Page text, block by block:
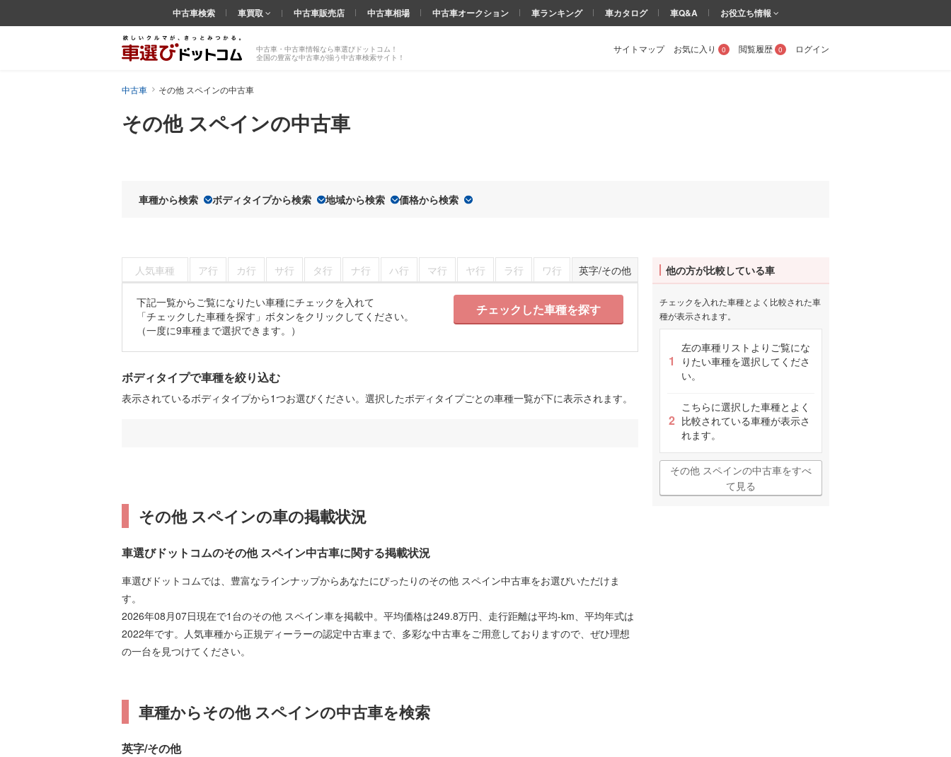
その他 スペインの中古車
中古車・中古車情報なら車選びドットコム！
全国の豊富な中古車が揃う中古車検索サイト！
サイトマップ お気に入り 0 閲覧履歴 0 ログイン
中古車検索 車買取 中古車販売店 中古車相場 中古車オークション 車ランキング 車カタログ 車Q&A お役立ち情報
中古車 その他 スペインの中古車
車種から検索 ボディタイプから検索 地域から検索 価格から検索
人気車種 ア行 カ行 サ行 タ行 ナ行 ハ行 マ行 ヤ行 ラ行 ワ行 英字/その他
下記一覧からご覧になりたい車種にチェックを入れて
「チェックした車種を探す」ボタンをクリックしてください。
（一度に9車種まで選択できます。）
チェックした車種を探す
ボディタイプで車種を絞り込む
表示されているボディタイプから1つお選びください。選択したボディタイプごとの車種一覧が下に表示されます。
その他 スペインの車の掲載状況
車選びドットコムのその他 スペイン中古車に関する掲載状況
車選びドットコムでは、豊富なラインナップからあなたにぴったりのその他 スペイン中古車をお選びいただけま
す。
2026年08月07日現在で1台のその他 スペイン車を掲載中。平均価格は249.8万円、走行距離は平均-km、平均年式は
2022年です。人気車種から正規ディーラーの認定中古車まで、多彩な中古車をご用意しておりますので、ぜひ理想
の一台を見つけてください。
車種からその他 スペインの中古車を検索
英字/その他
他の方が比較している車
チェックを入れた車種とよく比較された車
種が表示されます。
左の車種リストよりご覧にな
りたい車種を選択してくださ
い。
こちらに選択した車種とよく
比較されている車種が表示さ
れます。
その他 スペインの中古車をすべ
て見る